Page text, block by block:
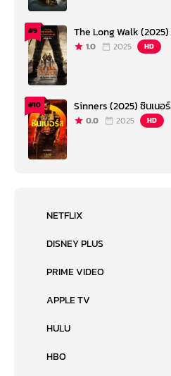
#9 The Long Walk
1.0 2025 HD
#10 Sinners (2025) ซินเนอ
0.0 2025 HD
NETFLIX
DISNEY PLUS
PRIME VIDEO
APPLE TV
HULU
HBO